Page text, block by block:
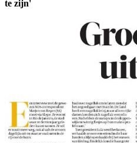
te zijn'